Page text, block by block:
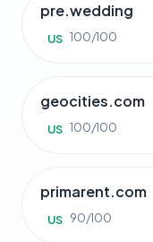
pre.wedding
US 100/100
geocities.com
US 100/100
primarent.com
US 90/100